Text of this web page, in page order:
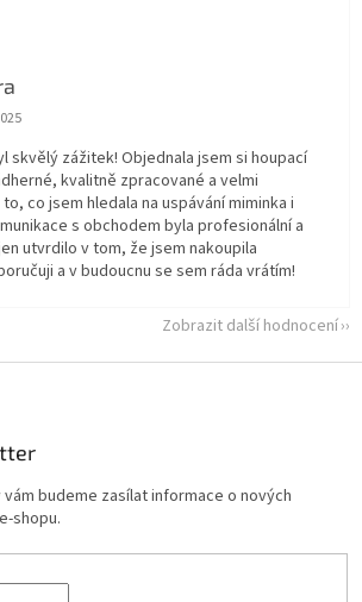
obchodu je 5 z 5 hvězdiček.
skvělý zážitek! Objednala jsem si houpací
kvalitně zpracované a velmi
co jsem hledala na uspávání miminka i
s obchodem byla profesionální a
utvrdilo v tom, že jsem nakoupila
a v budoucnu se sem ráda vrátím!
Zobrazit další hodnocení
vám budeme zasílat informace o nových
shopu.